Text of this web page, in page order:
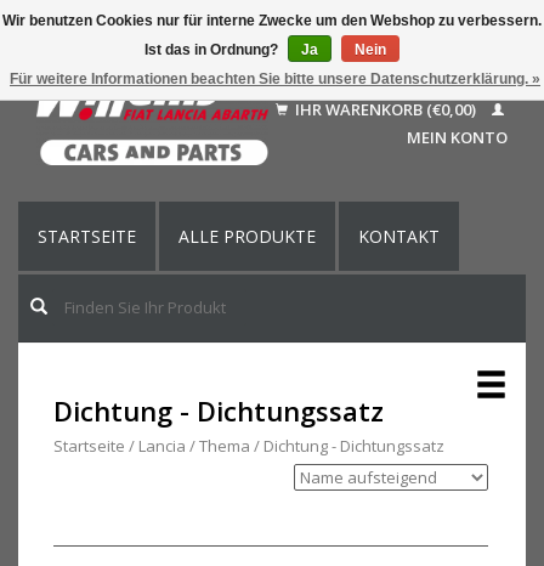
Nederlands
Français
English (US)
IHR WARENKORB (€0,00)
MEIN KONTO
STARTSEITE ALLE PRODUKTE KONTAKT
Dichtung - Dichtungssatz
Startseite / Lancia /Thema / Dichtung - Dichtungssatz
Wir benutzen Cookies nur für interne Zwecke um den Webshop zu verbessern.
Ist das in Ordnung?
Ja
Nein
Für weitere Informationen beachten Sie bitte unsere Datenschutzerklärung. »